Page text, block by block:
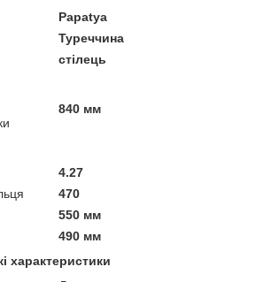
Papatya
Туреччина
стілець
840 мм
4.27
470
550 мм
490 мм
характеристики